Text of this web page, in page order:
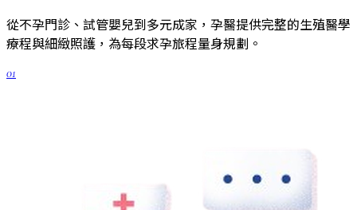
從不孕門診、試管嬰兒到多元成家，孕醫提供完整的生殖醫學
療程與細緻照護，為每段求孕旅程量身規劃。
01